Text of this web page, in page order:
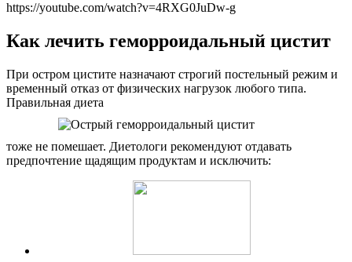
https://youtube.com/watch?v=4RXG0JuDw-g
Как лечить геморроидальный цистит
При остром цистите назначают строгий постельный режим и
временный отказ от физических нагрузок любого типа.
Правильная диета
тоже не помешает. Диетологи рекомендуют отдавать
предпочтение щадящим продуктам и исключить: